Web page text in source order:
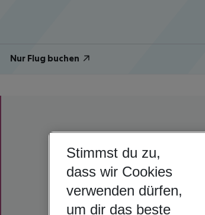
Nur Flug buchen
Stimmst du zu,
dass wir Cookies
verwenden dürfen,
um dir das beste